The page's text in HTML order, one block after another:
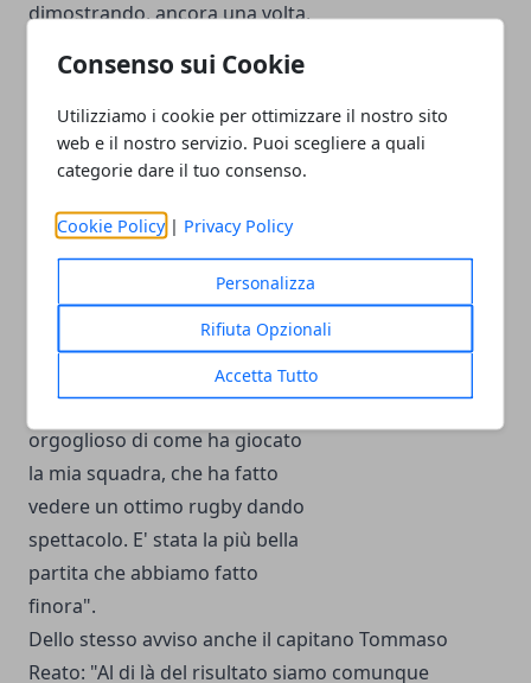
Consenso sui Cookie
Utilizziamo i cookie per ottimizzare il nostro sito
web e il nostro servizio. Puoi scegliere a quali
categorie dare il tuo consenso.
Cookie Policy | Privacy Policy
Personalizza
Rifiuta Opzionali
Accetta Tutto
dimostrando, ancora una volta,
e di movimento. Mi spiace per i
ragazzi, che volevano la vittoria,
ma sono orgoglioso di loro.
Complimenti, comunque al
Petrarca che ci ha creduto fino
alla fine".
Anche il tecnico Umberto
Casellato si dice "fiero dei
ragazzi. Il risultato da ragione ai
nostri avversari ma io sono
orgoglioso di come ha giocato
la mia squadra, che ha fatto
vedere un ottimo rugby dando
spettacolo. E' stata la più bella
partita che abbiamo fatto
finora".
Dello stesso avviso anche il capitano Tommaso
Reato: "Al di là del risultato siamo comunque